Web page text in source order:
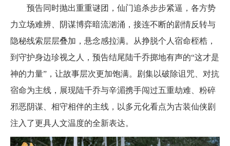
预告同时抛出重重谜团，仙门追杀步步紧逼，各方势
力立场难辨、阴谋博弈暗流汹涌，接连不断的剧情反转与
隐秘线索层层叠加，悬念感拉满。从挣脱个人宿命桎梏，
到守护身边珍视之人，预告结尾陆千乔掷地有声的“这才是
神的力量”，让故事层次更加饱满。剧集以破除诅咒、对抗
宿命为主线，展现陆千乔与辛湄携手闯过五重劫难、粉碎
邪恶阴谋、相守相伴的主线，以多元化看点为古装仙侠剧
注入了更具人文温度的全新表达。